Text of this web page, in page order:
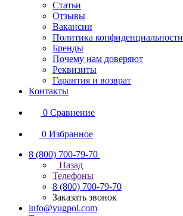
Статьи
Отзывы
Вакансии
Политика конфиденциальности
Бренды
Почему нам доверяют
Реквизиты
Гарантия и возврат
Контакты
0 Сравнение
0 Избранное
8 (800) 700-79-70
Назад
Телефоны
8 (800) 700-79-70
Заказать звонок
info@yugpol.com